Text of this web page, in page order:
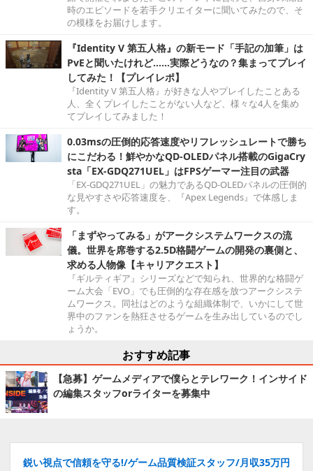
時のエピソードを若手クリエイターに聞いてみたので、そ
の模様をお届けします。
『Identity V 第五人格』の新モード「手記の加筆」は
PvEと聞いたけれど……実際どうなの？集まってプレイ
してみた！【プレイレポ】
『Identity V 第五人格』が好きな人やプレイしたことある
人、全くプレイしたことがない人など、様々な4人を集め
てプレイしてみました！
0.03msの圧倒的応答速度やリフレッシュレートで勝ち
にこだわる！鮮やかなQD-OLEDパネル搭載のGigaCry
sta「EX-GDQ271UEL」はFPSゲーマー注目の武器
「EX-GDQ271UEL」の魅力であるQD-OLEDパネルの圧倒的
な見やすさや応答速度を、『Apex Legends』で体感しま
す。
「まずやってみる」がアークシステムワークスの流
儀。世界を席巻する2.5D格闘ゲームの開発の裏側と、
求める人物像【キャリアクエスト】
『ギルティギア』シリーズなどで知られ、世界的な格闘ゲ
ーム大会「EVO」でも圧倒的な存在感を放つアークシステ
ムワークス。同社はどのような組織体制で、いかにして世
界中のファンを熱狂させるゲームを生み出しているのでし
ょうか。
おすすめ記事
【急募】ゲームメディアで僕らとテレワーク！インサイド
の編集スタッフorライターを募集中
鋭い視点で信頼を守る!/ゲーム品質検証スタッフ/月収35万円